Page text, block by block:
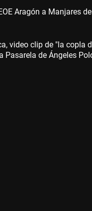
Aragón a Manjares
video clip de "la copla
Pasarela de Ángeles